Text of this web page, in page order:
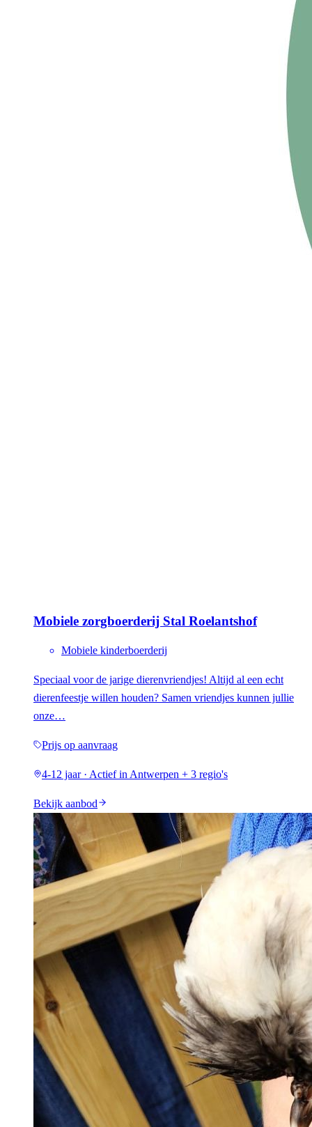
Mobiele zorgboerderij Stal Roelantshof
Mobiele kinderboerderij
Speciaal voor de jarige dierenvriendjes! Altijd al een echt
dierenfeestje willen houden? Samen vriendjes kunnen jullie
onze…
Prijs op aanvraag
4-12 jaar · Actief in Antwerpen + 3 regio's
Bekijk aanbod